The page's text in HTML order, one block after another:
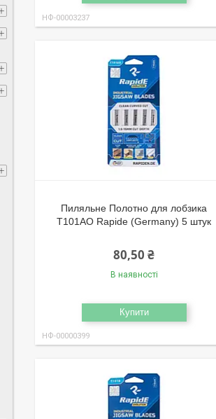
НФ-00003237
Пиляльне Полотно для лобзика
T101AO Rapide (Germany) 5 штук
80,50 ₴
В наявності
Купити
НФ-00000399